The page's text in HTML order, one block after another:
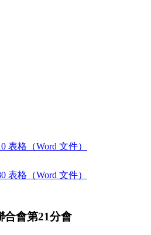
表格（Word 文件）
表格（Word 文件）
合會第21分會